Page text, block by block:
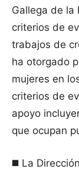
Gallega de la
criterios de
trabajos de
ha otorgado
mujeres en
criterios de
apoyo
que ocupan
◼️ La